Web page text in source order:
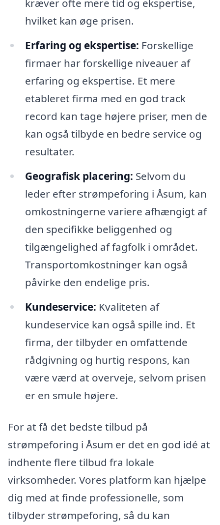
kræver ofte mere tid og ekspertise,
hvilket kan øge prisen.
Erfaring og ekspertise: Forskellige
firmaer har forskellige niveauer af
erfaring og ekspertise. Et mere
etableret firma med en god track
record kan tage højere priser, men de
kan også tilbyde en bedre service og
resultater.
Geografisk placering: Selvom du
leder efter strømpeforing i Åsum, kan
omkostningerne variere afhængigt af
den specifikke beliggenhed og
tilgængelighed af fagfolk i området.
Transportomkostninger kan også
påvirke den endelige pris.
Kundeservice: Kvaliteten af
kundeservice kan også spille ind. Et
firma, der tilbyder en omfattende
rådgivning og hurtig respons, kan
være værd at overveje, selvom prisen
er en smule højere.
For at få det bedste tilbud på
strømpeforing i Åsum er det en god idé at
indhente flere tilbud fra lokale
virksomheder. Vores platform kan hjælpe
dig med at finde professionelle, som
tilbyder strømpeforing, så du kan